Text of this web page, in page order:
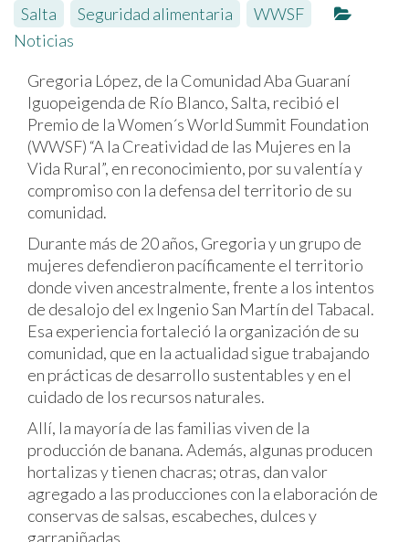
Salta
Seguridad alimentaria
WWSF
Noticias
Gregoria López, de la Comunidad Aba Guaraní
Iguopeigenda de Río Blanco, Salta, recibió el
Premio de la Women´s World Summit Foundation
(WWSF) “A la Creatividad de las Mujeres en la
Vida Rural”, en reconocimiento, por su valentía y
compromiso con la defensa del territorio de su
comunidad.
Durante más de 20 años, Gregoria y un grupo de
mujeres defendieron pacíficamente el territorio
donde viven ancestralmente, frente a los intentos
de desalojo del ex Ingenio San Martín del Tabacal.
Esa experiencia fortaleció la organización de su
comunidad, que en la actualidad sigue trabajando
en prácticas de desarrollo sustentables y en el
cuidado de los recursos naturales.
Allí, la mayoría de las familias viven de la
producción de banana. Además, algunas producen
hortalizas y tienen chacras; otras, dan valor
agregado a las producciones con la elaboración de
conservas de salsas, escabeches, dulces y
garrapiñadas.